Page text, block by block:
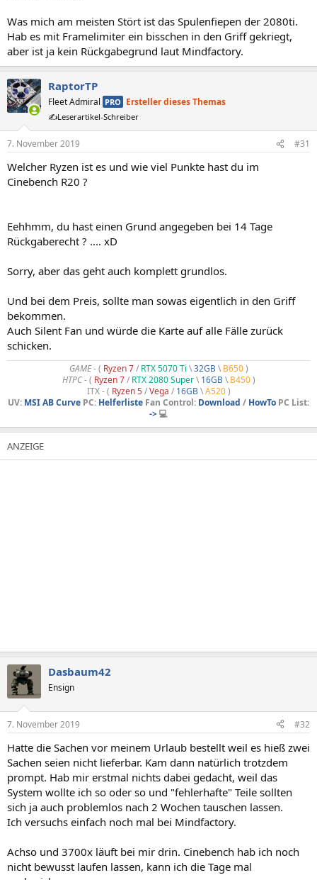
Was mich am meisten Stört ist das Spulenfiepen der 2080ti.
Hab es mit Framelimiter ein bisschen in den Griff gekriegt,
aber ist ja kein Rückgabegrund laut Mindfactory.
RaptorTP
Fleet Admiral PRO Ersteller dieses Themas
✍️Leserartikel-Schreiber
7. November 2019 #31
Welcher Ryzen ist es und wie viel Punkte hast du im
Cinebench R20 ?
Eehhmm, du hast einen Grund angegeben bei 14 Tage
Rückgaberecht ? .... xD
Sorry, aber das geht auch komplett grundlos.
Und bei dem Preis, sollte man sowas eigentlich in den Griff
bekommen.
Auch Silent Fan und würde die Karte auf alle Fälle zurück
schicken.
GAME- ( Ryzen 7/ RTX 5070 Ti \32GB\ B650)
HTPC -( Ryzen 7/ RTX 2080 Super\ 16GB\ B450)
ITX - ( Ryzen 5/Vega / 16GB\A520)
UV: MSI AB Curve PC: Helferliste Fan Control: Download / HowTo PC List:
->💻
Dasbaum42
Ensign
7. November 2019 #32
Hatte die Sachen vor meinem Urlaub bestellt weil es hieß zwei
Sachen seien nicht lieferbar. Kam dann natürlich trotzdem
prompt. Hab mir erstmal nichts dabei gedacht, weil das
System wollte ich so oder so und "fehlerhafte" Teile sollten
sich ja auch problemlos nach 2 Wochen tauschen lassen.
Ich versuchs einfach noch mal bei Mindfactory.
Achso und 3700x läuft bei mir drin. Cinebench hab ich noch
nicht bewusst laufen lassen, kann ich die Tage mal